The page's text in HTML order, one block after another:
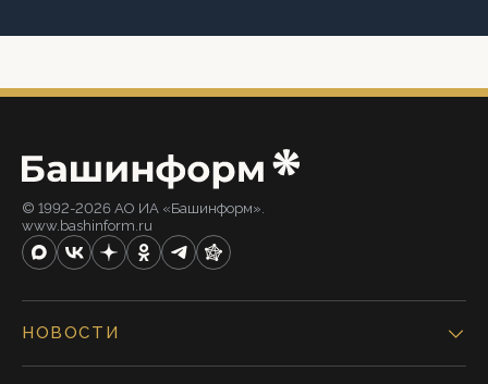
© 1992-2026 АО ИА «Башинформ».
www.bashinform.ru
НОВОСТИ